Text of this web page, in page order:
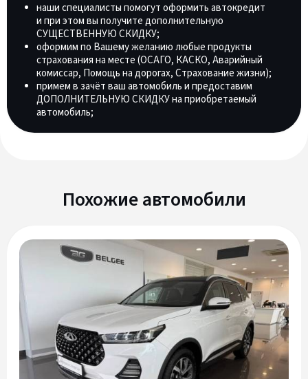
наши специалисты помогут оформить автокредит
и при этом вы получите дополнительную
СУЩЕСТВЕННУЮ СКИДКУ;
оформим по Вашему желанию любые продукты
страхования на месте (ОСАГО, КАСКО, Аварийный
комиссар, Помощь на дорогах, Страхование жизни);
примем в зачёт ваш автомобиль и предоставим
ДОПОЛНИТЕЛЬНУЮ СКИДКУ на приобретаемый
автомобиль;
Похожие автомобили